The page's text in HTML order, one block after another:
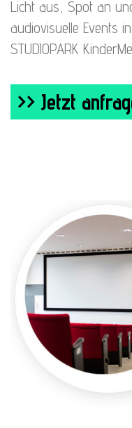
Licht aus, Spot an
audiovisuelle Events
STUDIOPARK
>> Jetzt